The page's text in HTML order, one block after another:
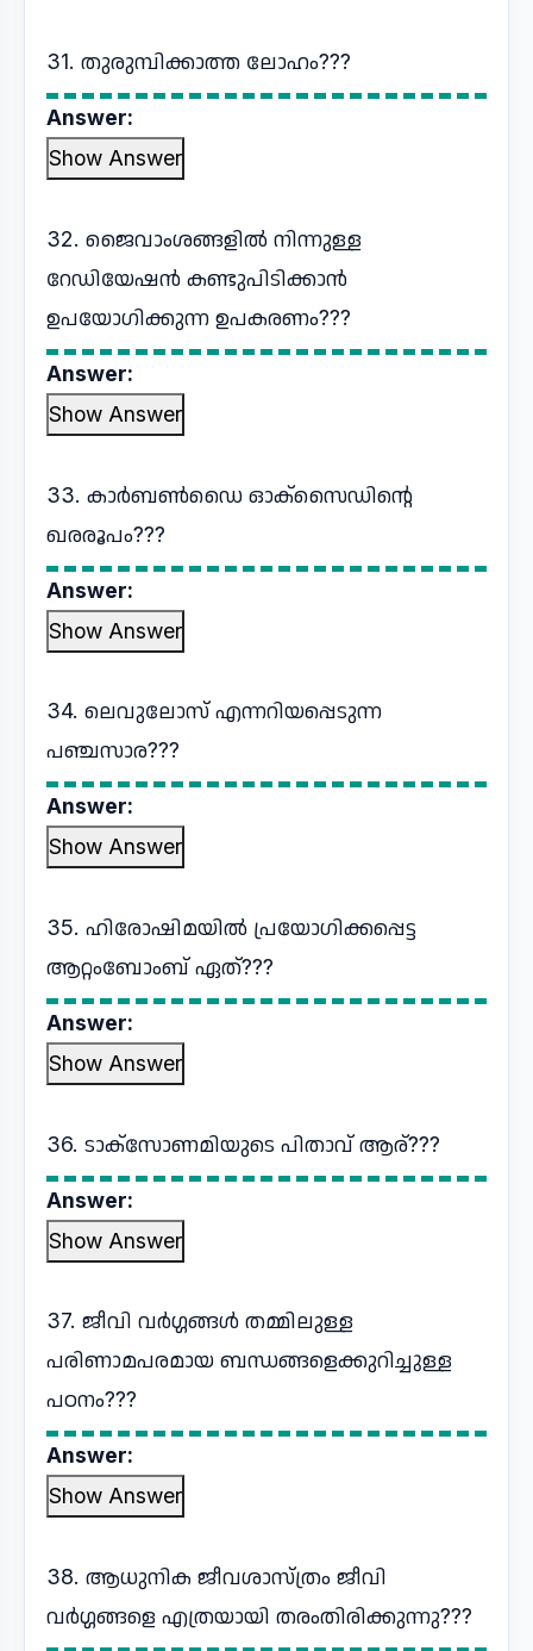
31. തുരുമ്പിക്കാത്ത ലോഹം???
Answer:
Show Answer
32. ജൈവാംശങ്ങളില്‍ നിന്നുള്ള
റേഡിയേഷന്‍ കണ്ടുപിടിക്കാന്‍
ഉപയോഗിക്കുന്ന ഉപകരണം???
Answer:
Show Answer
33. കാര്‍ബണ്‍ഡൈ ഓക്സൈഡിന്റെ
ഖരരൂപം???
Answer:
Show Answer
34. ലെവുലോസ് എന്നറിയപ്പെടുന്ന
പഞ്ചസാര???
Answer:
Show Answer
35. ഹിരോഷിമയില്‍ പ്രയോഗിക്കപ്പെട്ട
ആറ്റംബോംബ് ഏത്???
Answer:
Show Answer
36. ടാക്സോണമിയുടെ പിതാവ് ആര്???
Answer:
Show Answer
37. ജീവി വര്‍ഗ്ഗങ്ങള്‍ തമ്മിലുള്ള
പരിണാമപരമായ ബന്ധങ്ങളെക്കുറിച്ചുള്ള
പഠനം???
Answer:
Show Answer
38. ആധുനിക ജീവശാസ്ത്രം ജീവി
വര്‍ഗ്ഗങ്ങളെ എത്രയായി തരംതിരിക്കുന്നു???